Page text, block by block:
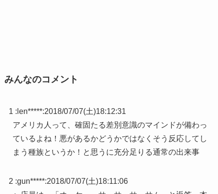
みんなのコメント
1 : len*****:2018/07/07(土)18:12:31
アメリカ人って、確固たる差別意識のマインドが備わっ
ているよね！悪があるかどうかではなくそう反応してし
まう種族というか！と思うに充分足りる通常の出来事
2 :gun*****:2018/07/07(土)18:11:06